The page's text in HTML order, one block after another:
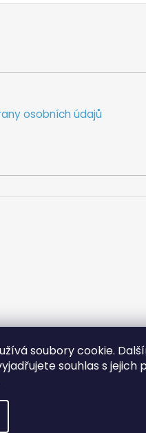
soubory cookie.
souhlas s jejich
osobních údajů
Ochrana osobních údajů